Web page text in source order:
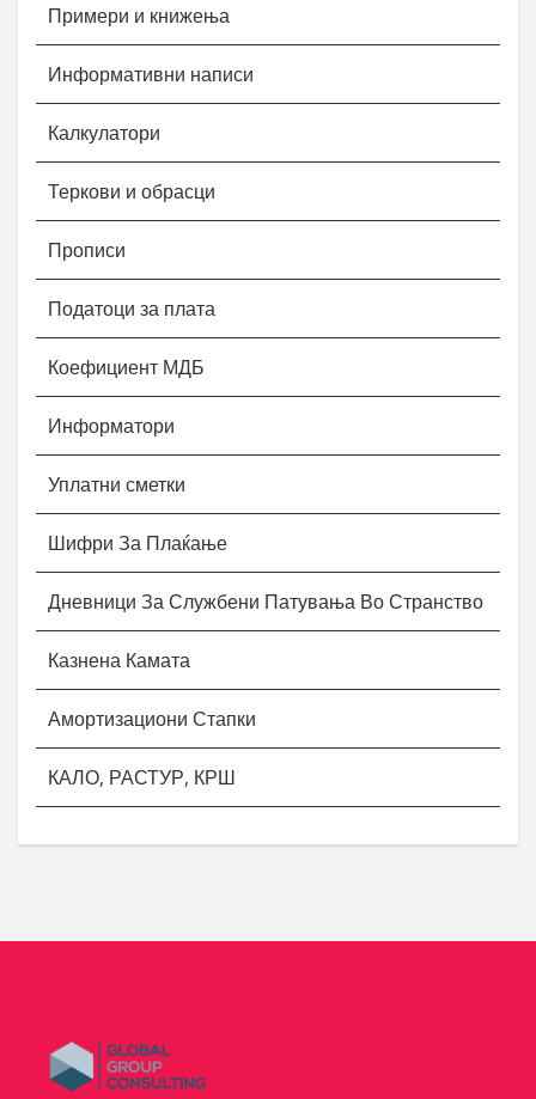
Примери и книжења
Информативни написи
Калкулатори
Теркови и обрасци
Прописи
Податоци за плата
Коефициент МДБ
Информатори
Уплатни сметки
Шифри За Плаќање
Дневници За Службени Патувања Во Странство
Казнена Камата
Амортизациони Стапки
КАЛО, РАСТУР, КРШ